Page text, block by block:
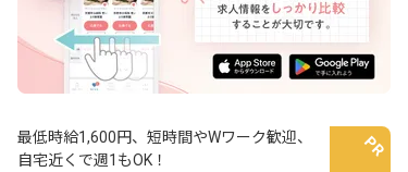
最低時給1,600円、短時間やWワーク歓迎、
自宅近くで週1もOK！